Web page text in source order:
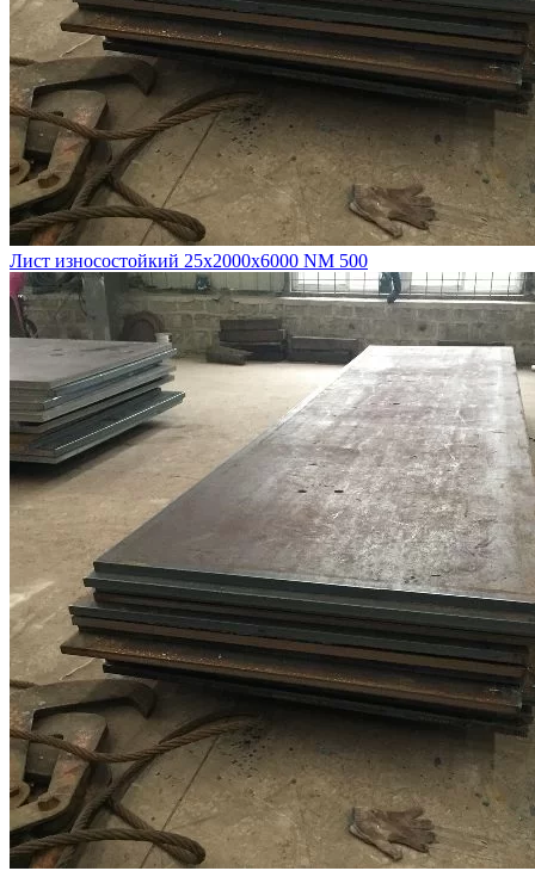
Лист износостойкий 25х2000х6000 NM 500